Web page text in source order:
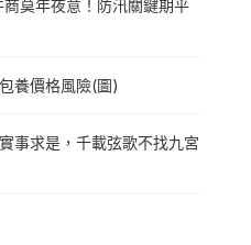
莫年夜意！防汛關鍵期平
養價格風險(圖)
事求是，千載弦歌不找九宮